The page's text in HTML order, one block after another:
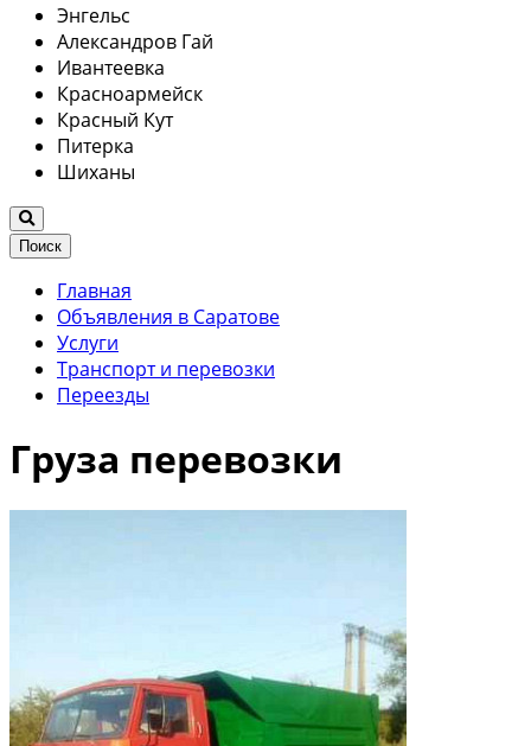
Энгельс
Александров Гай
Ивантеевка
Красноармейск
Красный Кут
Питерка
Шиханы
Поиск
Главная
Объявления в Саратове
Услуги
Транспорт и перевозки
Переезды
Груза перевозки